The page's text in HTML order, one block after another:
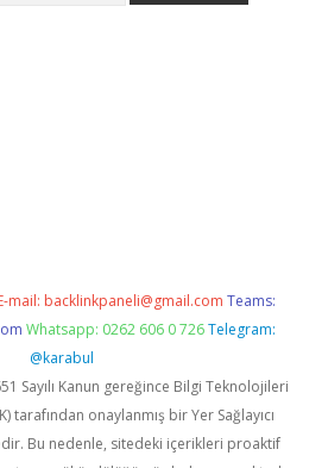
mail: backlinkpaneli@gmail.com Teams:
Whatsapp: 0262 606 0 726 Telegram:
@karabul
Sayılı Kanun gereğince Bilgi Teknolojileri
tarafından onaylanmış bir Yer Sağlayıcı
Bu nedenle, sitedeki içerikleri proaktif